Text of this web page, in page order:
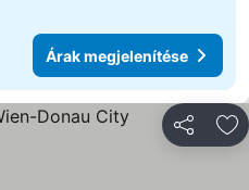
Árak megjelenítése